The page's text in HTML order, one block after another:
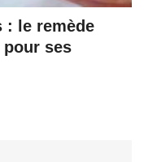
: le remède
ses